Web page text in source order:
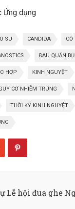
Ứng dụng
SU CANDIDA CÓ
ĐAU QUẶN
HỢP KINH NGUYỆT
CƠ NHIỄM TRÙNG
THỜI KỲ KINH NGUYỆT
Lễ hội đua ghe